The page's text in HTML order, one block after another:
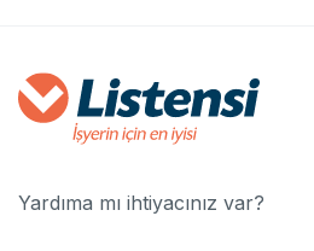
Yardıma mı ihtiyacınız var?